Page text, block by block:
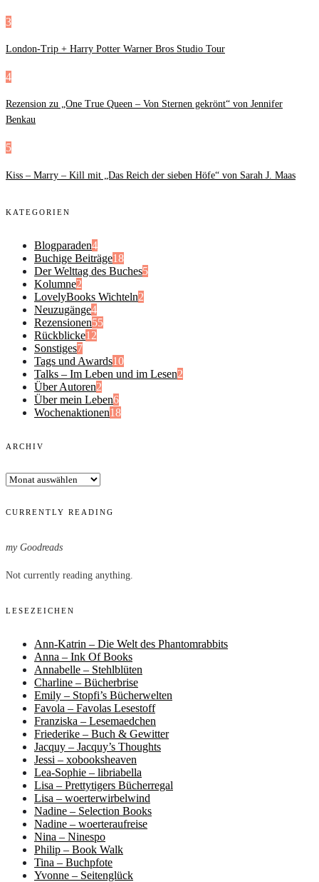
3
London-Trip + Harry Potter Warner Bros Studio Tour
4
Rezension zu „One True Queen – Von Sternen gekrönt“ von Jennifer
Benkau
5
Kiss – Marry – Kill mit „Das Reich der sieben Höfe“ von Sarah J. Maas
KATEGORIEN
Blogparaden4
Buchige Beiträge18
Der Welttag des Buches5
Kolumne2
LovelyBooks Wichteln2
Neuzugänge4
Rezensionen55
Rückblicke12
Sonstiges7
Tags und Awards10
Talks – Im Leben und im Lesen2
Über Autoren2
Über mein Leben6
Wochenaktionen18
ARCHIV
Archiv
CURRENTLY READING
my Goodreads
Not currently reading anything.
LESEZEICHEN
Ann-Katrin – Die Welt des Phantomrabbits
Anna – Ink Of Books
Annabelle – Stehlblüten
Charline – Bücherbrise
Emily – Stopfi’s Bücherwelten
Favola – Favolas Lesestoff
Franziska – Lesemaedchen
Friederike – Buch & Gewitter
Jacquy – Jacquy’s Thoughts
Jessi – xobooksheaven
Lea-Sophie – libriabella
Lisa – Prettytigers Bücherregal
Lisa – woerterwirbelwind
Nadine – Selection Books
Nadine – woerteraufreise
Nina – Ninespo
Philip – Book Walk
Tina – Buchpfote
Yvonne – Seitenglück